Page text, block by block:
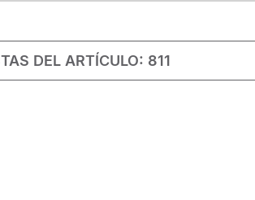
DEL ARTÍCULO: 811